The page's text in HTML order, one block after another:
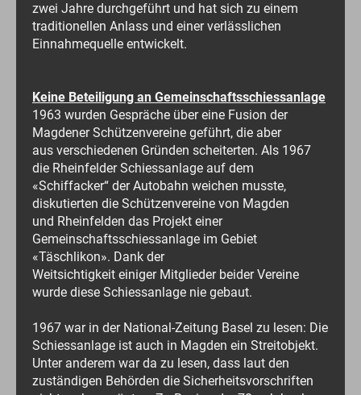
zwei Jahre durchgeführt und hat sich zu einem
traditionellen Anlass und einer verlässlichen
Einnahmequelle entwickelt.
Keine Beteiligung an Gemeinschaftsschiessanlage
1963 wurden Gespräche über eine Fusion der
Magdener Schützenvereine geführt, die aber
aus verschiedenen Gründen scheiterten. Als 1967
die Rheinfelder Schiessanlage auf dem
«Schiffacker“ der Autobahn weichen musste,
diskutierten die Schützenvereine von Magden
und Rheinfelden das Projekt einer
Gemeinschaftsschiessanlage im Gebiet
«Täschlikon». Dank der
Weitsichtigkeit einiger Mitglieder beider Vereine
wurde diese Schiessanlage nie gebaut.
1967 war in der National-Zeitung Basel zu lesen: Die
Schiessanlage ist auch in Magden ein Streitobjekt.
Unter anderem war da zu lesen, dass laut den
zuständigen Behörden die Sicherheitsvorschriften